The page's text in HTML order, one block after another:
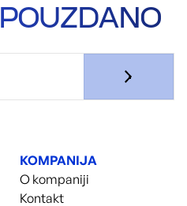
KOMPANIJA
O kompaniji
Kontakt